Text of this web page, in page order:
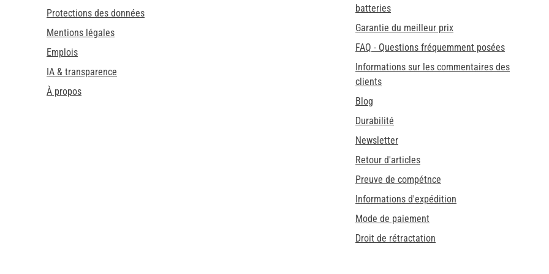
Protections des données
Mentions légales
Emplois
IA & transparence
À propos
batteries
Garantie du meilleur prix
FAQ - Questions fréquemment posées
Informations sur les commentaires des
clients
Blog
Durabilité
Newsletter
Retour d'articles
Preuve de compétnce
Informations d'expédition
Mode de paiement
Droit de rétractation